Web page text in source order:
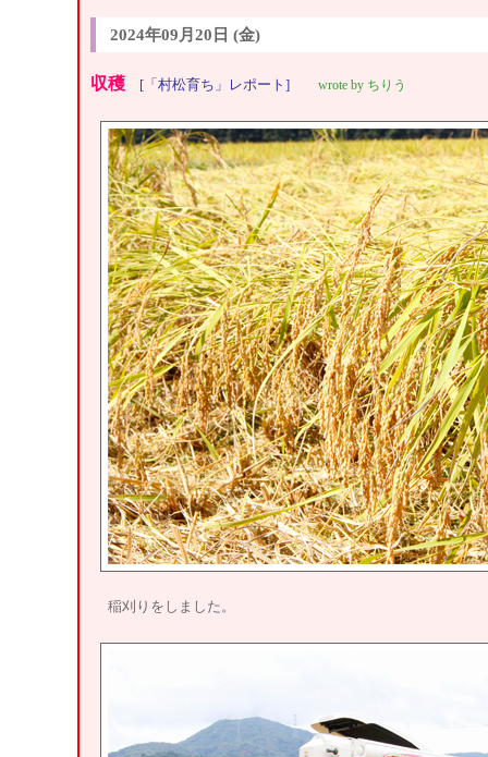
2024年09月20日 (金)
収穫[「村松育ち」レポート] wrote by ちりう
稲刈りをしました。